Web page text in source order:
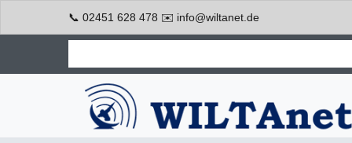
📞 02451 628 478 ✉️ info@wiltanet.de